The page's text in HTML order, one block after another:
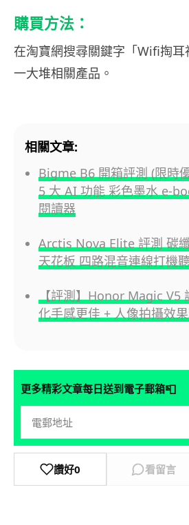
購買方法：
在淘寶網搜尋關鍵字「Wifi掏耳
一大堆相關產品。
相關文章:
Bigme B6 開箱評測 (限時
5 大 AI 功能 彩色墨水 e-
閱讀器
Arctis Nova Elite 評測 碳
天花板 四路混音連線打機
【評測】Honor Magic
化手感更佳 + 人像拍攝效
更多精彩文章每日送到電子郵箱📮
讚好0 看留言